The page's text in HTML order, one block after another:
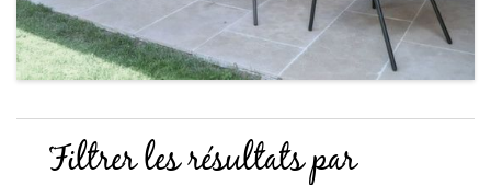
Filtrer les résultats par